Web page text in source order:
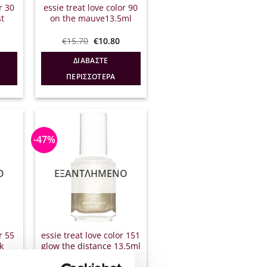
30
essie treat love color 90
on the mauve13.5ml
€15.70 Original
was:
€15.70.
€10.80Η
ΔΙΑΒΆΣΤΕ
ΠΕΡΙΣΣΌΤΕΡΑ
55
-47%
ΕΞΑΝΤΛΗΜΈΝΟ
essie treat love color 151
glow the distance 13.5ml